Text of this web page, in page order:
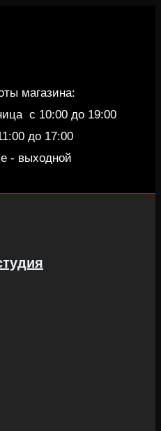
магазина:
c 10:00 до 19:00
до 17:00
- выходной